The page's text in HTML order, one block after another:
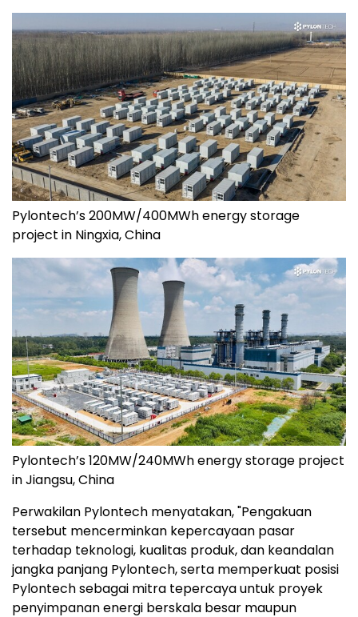
Pylontech’s 200MW/400MWh energy storage
project in Ningxia, China
Pylontech’s 120MW/240MWh energy storage project
in Jiangsu, China
Perwakilan Pylontech menyatakan, "Pengakuan
tersebut mencerminkan kepercayaan pasar
terhadap teknologi, kualitas produk, dan keandalan
jangka panjang Pylontech, serta memperkuat posisi
Pylontech sebagai mitra tepercaya untuk proyek
penyimpanan energi berskala besar maupun